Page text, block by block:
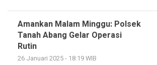
Amankan Malam Minggu: Polsek
Tanah Abang Gelar Operasi
Rutin
26 Januari 2025 - 18:19 WIB